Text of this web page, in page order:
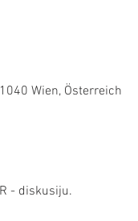
Wien, Österreich
- diskusiju.